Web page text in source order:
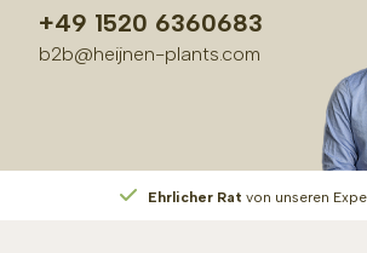
+49 1520 6360683
b2b@heijnen-plants.com
Ehrlicher Rat von unseren